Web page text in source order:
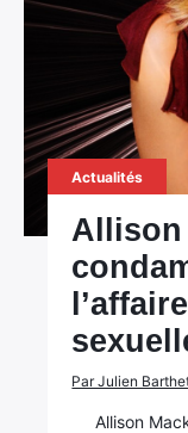
Actualités
Allison
Par Julien
Allison